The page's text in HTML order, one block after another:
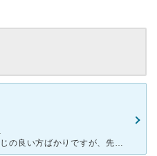
受付の方と看護師さんはとても感じの良い方ばかりですが、先生はとてもサバサバした印象の方です。診察はほとんど患部を診られず1分ほどで終わるので、待ち時間は5分ほどです。 水虫の治療でお世話になり5ヶ月